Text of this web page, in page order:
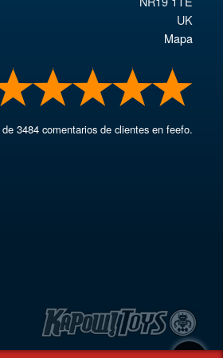
UK
Mapa
de3484 comentarios de clientes en feefo.